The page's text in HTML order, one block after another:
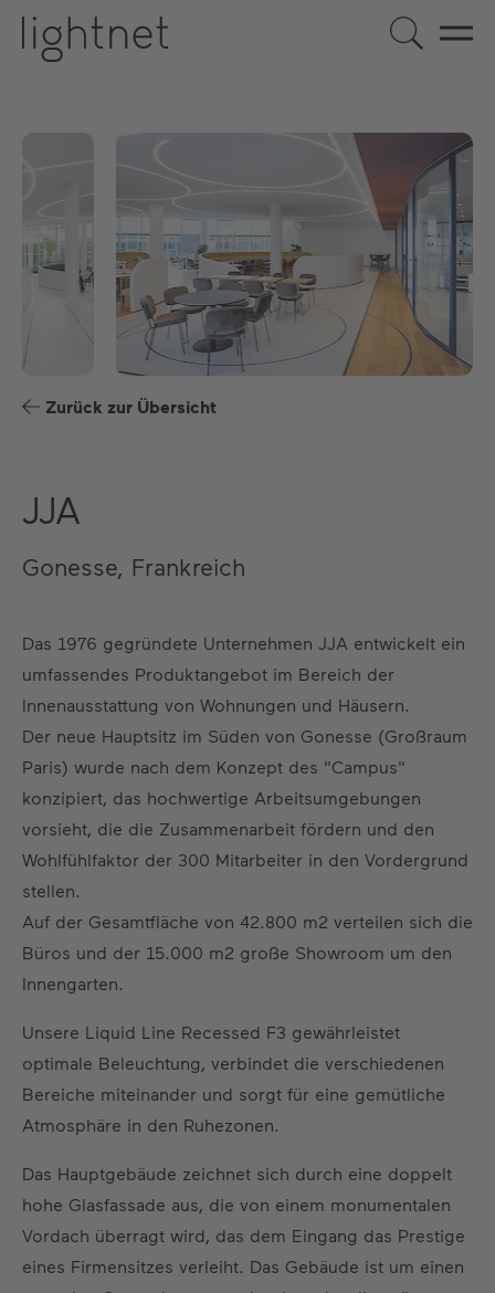
Zurück zur Übersicht
JJA
Gonesse, Frankreich
Das 1976 gegründete Unternehmen JJA entwickelt ein
umfassendes Produktangebot im Bereich der
Innenausstattung von Wohnungen und Häusern.
Der neue Hauptsitz im Süden von Gonesse (Großraum
Paris) wurde nach dem Konzept des "Campus"
konzipiert, das hochwertige Arbeitsumgebungen
vorsieht, die die Zusammenarbeit fördern und den
Wohlfühlfaktor der 300 Mitarbeiter in den Vordergrund
stellen.
Auf der Gesamtfläche von 42.800 m2 verteilen sich die
Büros und der 15.000 m2 große Showroom um den
Innengarten.
Unsere Liquid Line Recessed F3 gewährleistet
optimale Beleuchtung, verbindet die verschiedenen
Bereiche miteinander und sorgt für eine gemütliche
Atmosphäre in den Ruhezonen.
Das Hauptgebäude zeichnet sich durch eine doppelt
hohe Glasfassade aus, die von einem monumentalen
Vordach überragt wird, das dem Eingang das Prestige
eines Firmensitzes verleiht. Das Gebäude ist um einen